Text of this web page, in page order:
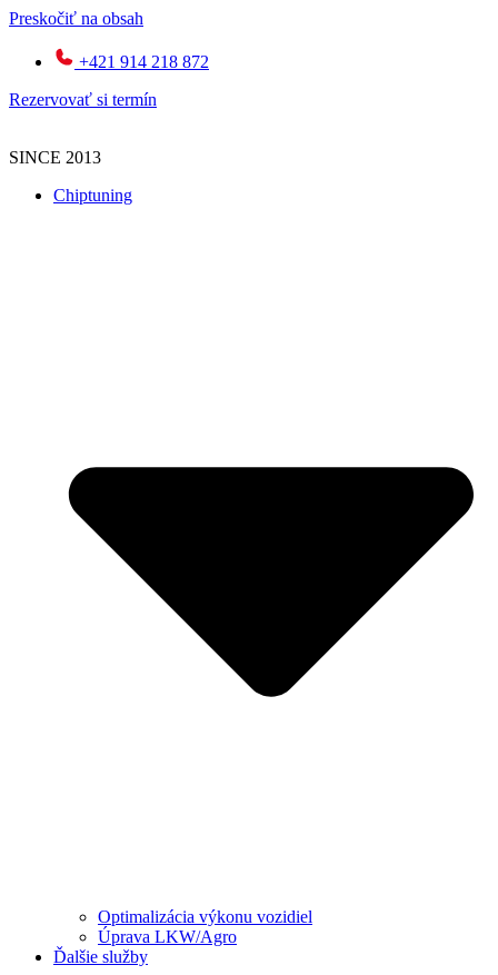
Preskočiť na obsah
+421 914 218 872
Rezervovať si termín
SINCE 2013
Chiptuning
Optimalizácia výkonu vozidiel
Úprava LKW/Agro
Ďalšie služby